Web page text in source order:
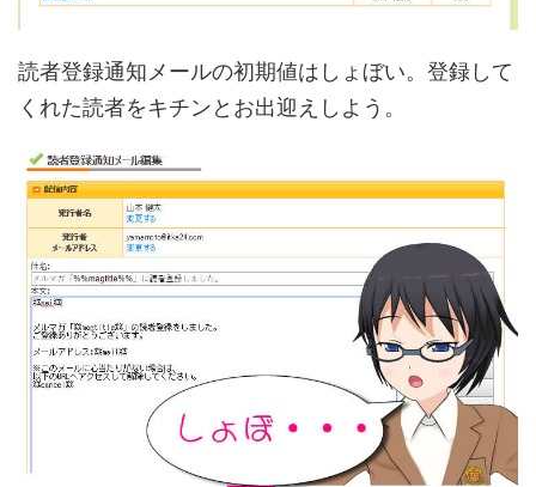
読者登録通知メールの初期値はしょぼい。登録して
くれた読者をキチンとお出迎えしよう。